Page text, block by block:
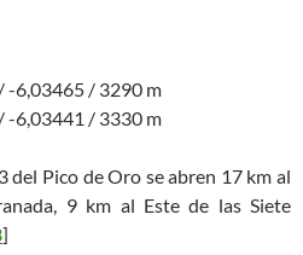
-6,03465 / 3290 m
-6,03441 / 3330 m
del Pico de Oro se abren 17 km al
9 km al Este de las Siete
]